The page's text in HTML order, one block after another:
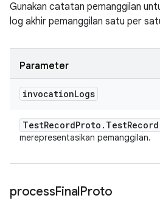
Gunakan catatan pemanggilan
log akhir pemanggilan satu per
Parameter
invocationLogs
TestRecordProto . TestRecord
merepresentasikan pemanggilan.
processFinalProto